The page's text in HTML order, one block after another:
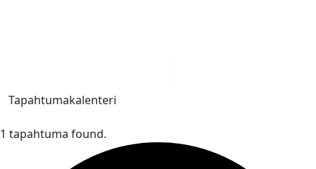
Tapahtumakalenteri
1 tapahtuma found.